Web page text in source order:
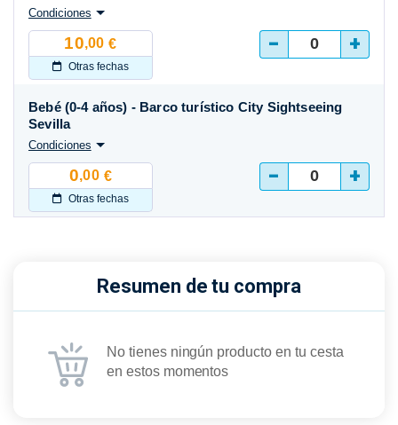
10,00 €
Otras fechas
Condiciones
- +
0,00 €
Otras fechas
Bebé (0-4 años) - Barco turístico City Sightseeing
Sevilla
Condiciones
- +
Resumen de tu compra
No tienes ningún producto en tu cesta
en estos momentos